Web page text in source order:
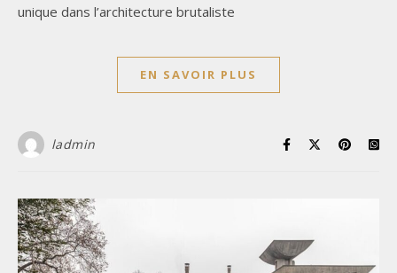
unique dans l’architecture brutaliste
EN SAVOIR PLUS
ladmin